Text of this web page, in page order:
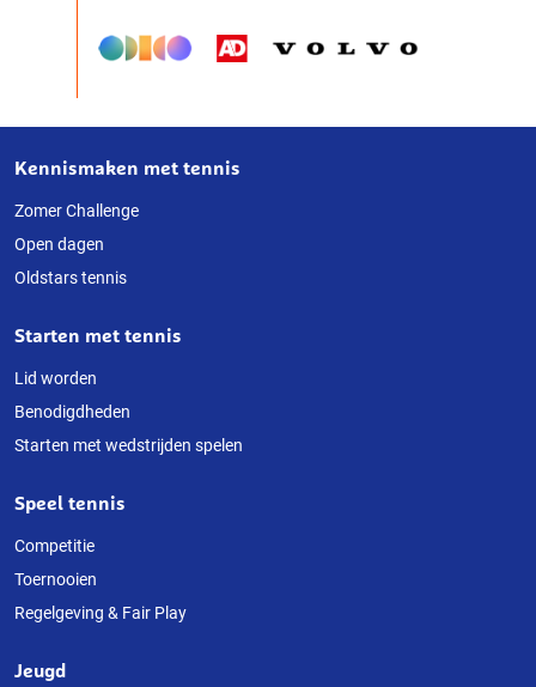
Over
deze
website
Kennismaken met tennis
Zomer Challenge
Open dagen
Oldstars tennis
Starten met tennis
Lid worden
Benodigdheden
Starten met wedstrijden spelen
Speel tennis
Competitie
Toernooien
Regelgeving & Fair Play
Jeugd